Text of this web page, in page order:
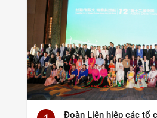
Đoàn Liên hiệp các tổ